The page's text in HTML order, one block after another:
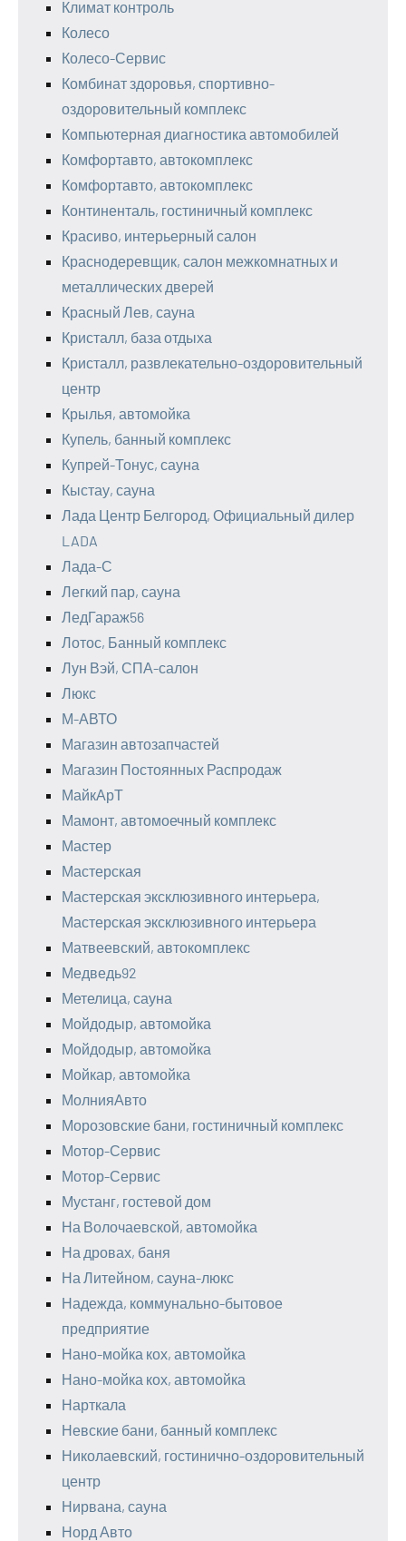
Климат контроль
Колесо
Колесо-Сервис
Комбинат здоровья, спортивно-
оздоровительный комплекс
Компьютерная диагностика автомобилей
Комфортавто, автокомплекс
Комфортавто, автокомплекс
Континенталь, гостиничный комплекс
Красиво, интерьерный салон
Краснодеревщик, салон межкомнатных и
металлических дверей
Красный Лев, сауна
Кристалл, база отдыха
Кристалл, развлекательно-оздоровительный
центр
Крылья, автомойка
Купель, банный комплекс
Купрей-Тонус, сауна
Кыстау, сауна
Лада Центр Белгород, Официальный дилер
LADA
Лада-С
Легкий пар, сауна
ЛедГараж56
Лотос, Банный комплекс
Лун Вэй, СПА-салон
Люкс
М-АВТО
Магазин автозапчастей
Магазин Постоянных Распродаж
МайкАрТ
Мамонт, автомоечный комплекс
Мастер
Мастерская
Мастерская эксклюзивного интерьера,
Мастерская эксклюзивного интерьера
Матвеевский, автокомплекс
Медведь92
Метелица, сауна
Мойдодыр, автомойка
Мойдодыр, автомойка
Мойкар, автомойка
МолнияАвто
Морозовские бани, гостиничный комплекс
Мотор-Сервис
Мотор-Сервис
Мустанг, гостевой дом
На Волочаевской, автомойка
На дровах, баня
На Литейном, сауна-люкс
Надежда, коммунально-бытовое
предприятие
Нано-мойка кох, автомойка
Нано-мойка кох, автомойка
Нарткала
Невские бани, банный комплекс
Николаевский, гостинично-оздоровительный
центр
Нирвана, сауна
Норд Авто